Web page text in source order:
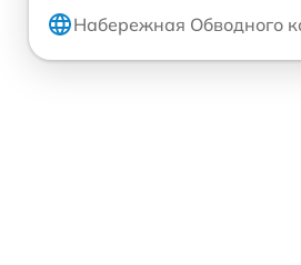
Набережная Обводного